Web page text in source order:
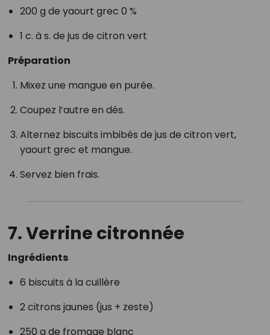
200 g de yaourt grec 0 %
1 c. à s. de jus de citron vert
Préparation
Mixez une mangue en purée.
Coupez l’autre en dés.
Alternez biscuits imbibés de jus de citron vert,
yaourt grec et mangue.
Servez bien frais.
7. Verrine citronnée
Ingrédients
6 biscuits à la cuillère
2 citrons jaunes (jus + zeste)
250 g de fromage blanc